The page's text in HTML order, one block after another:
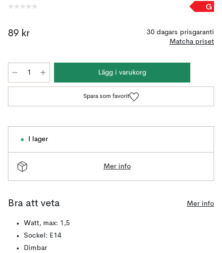
G
89 kr
30 dagars prisgaranti
Matcha priset
Lägg i varukorg
Spara som favorit
I lager
Mer info
Bra att veta Mer info
Watt, max: 1,5
Sockel: E14
Dimbar